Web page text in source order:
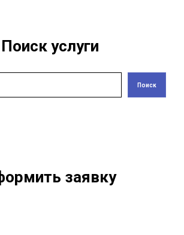
Поиск услуги
Поиск
заявку